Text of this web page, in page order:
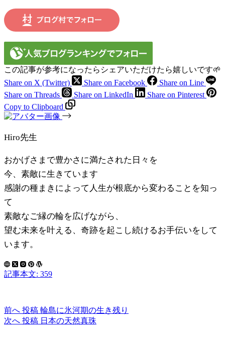
この記事が参考になったらシェアいただけたら嬉しいです🌱
Share on X (Twitter)
Share on Facebook
Share on Line
Share on Threads
Share on LinkedIn
Share on Pinterest
Copy to Clipboard
Hiro先生
おかげさまで豊かさに満たされた日々を
今、素敵に生きています
感謝の種まきによって人生が根底から変わることを知っ
て
素敵なご縁の輪を広げながら、
望む未来を叶える、奇跡を起こし続けるお手伝いをして
います。
記事本文: 359
前へ 投稿 輪島に氷河期の生き残り
次へ 投稿 日本の天然真珠